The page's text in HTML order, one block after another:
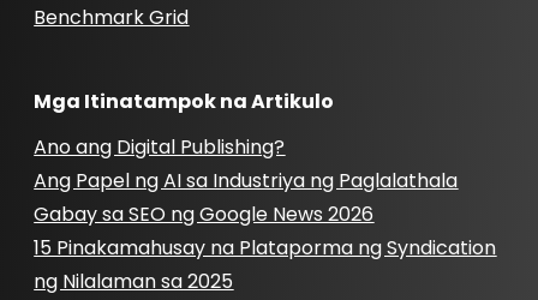
Benchmark Grid
Mga Itinatampok na Artikulo
Ano ang Digital Publishing?
Ang Papel ng AI sa Industriya ng Paglalathala
Gabay sa SEO ng Google News 2026
15 Pinakamahusay na Plataporma ng Syndication
ng Nilalaman sa 2025